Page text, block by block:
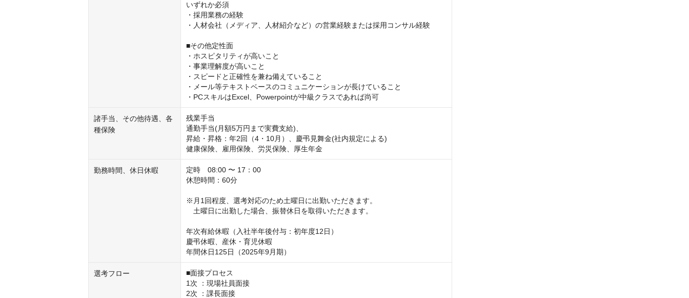
いずれか必須
・採用業務の経験
・人材会社（メディア、人材紹介など）の営業経験または採用コンサル経験
■その他定性面
・ホスピタリティが高いこと
・事業理解度が高いこと
・スピードと正確性を兼ね備えていること
・メール等テキストベースのコミュニケーションが長けていること
・PCスキルはExcel、Powerpointが中級クラスであれば尚可
諸手当、その他待遇、各
種保険
残業手当
通勤手当(月額5万円まで実費支給)、
昇給・昇格：年2回（4・10月）、慶弔見舞金(社内規定による)
健康保険、雇用保険、労災保険、厚生年金
勤務時間、休日休暇
定時　08:00 〜 17：00
休憩時間：60分
※月1回程度、選考対応のため土曜日に出勤いただきます。
土曜日に出勤した場合、振替休日を取得いただきます。
年次有給休暇（入社半年後付与：初年度12日）
慶弔休暇、産休・育児休暇
年間休日125日（2025年9月期）
選考フロー
■面接プロセス
1次 ：現場社員面接
2次 ：課長面接